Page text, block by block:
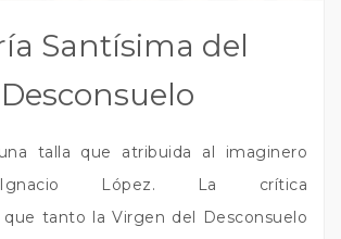
Santísima del
Desconsuelo
talla que atribuida al imaginero
López. La crítica
tanto la Virgen del Desconsuelo